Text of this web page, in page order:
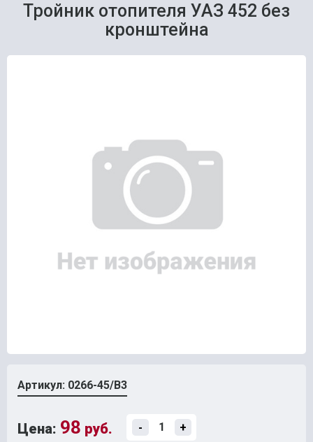
Тройник отопителя УАЗ 452 без
кронштейна
Артикул: 0266-45/В3
Цена: 98 руб. - +